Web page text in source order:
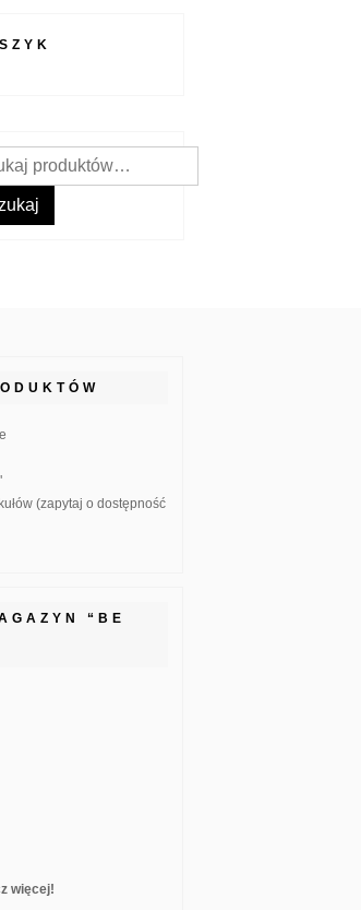
(zapytaj o dostępność
“BE
więcej!